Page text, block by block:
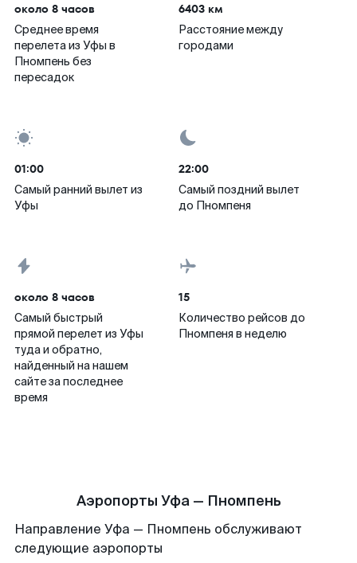
около 8 часов
Среднее время
перелета из Уфы в
Пномпень без
пересадок
6403 км
Расстояние между
городами
01:00
Самый ранний вылет из
Уфы
22:00
Самый поздний вылет
до Пномпеня
около 8 часов
Самый быстрый
прямой перелет из Уфы
туда и обратно,
найденный на нашем
сайте за последнее
время
15
Количество рейсов до
Пномпеня в неделю
Аэропорты Уфа — Пномпень
Направление Уфа — Пномпень обслуживают
следующие аэропорты